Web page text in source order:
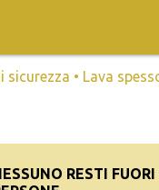
• Lava
RESTI